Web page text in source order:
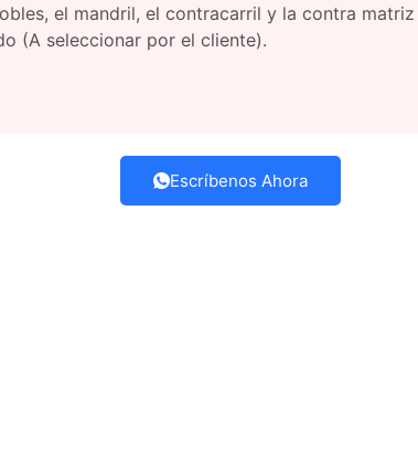
el mandril, el contracarril y la contra
(A seleccionar por el cliente).
Escríbenos Ahora